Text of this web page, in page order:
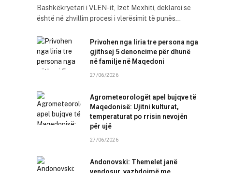
Bashkëkryetari i VLEN-it, Izet Mexhiti, deklaroi se
është në zhvillim procesi i vlerësimit të punës…
Privohen nga liria tre persona nga
gjithsej 5 denoncime për dhunë
në familje në Maqedoni
27/06/2026
Agrometeorologët apel bujqve të
Maqedonisë: Ujitni kulturat,
temperaturat po rrisin nevojën
për ujë
27/06/2026
Andonovski: Themelet janë